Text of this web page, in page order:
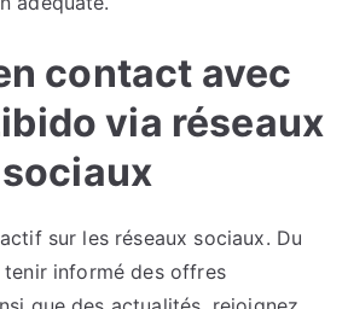
contact avec
via réseaux
sociaux
sur les réseaux sociaux. Du
informé des offres